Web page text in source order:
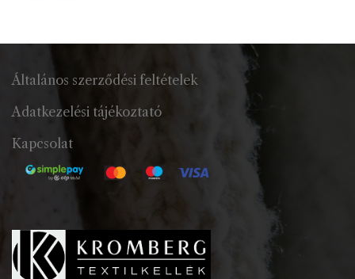
Általános szerződési feltételek
Adatkezelési tájékoztató
Kapcsolat